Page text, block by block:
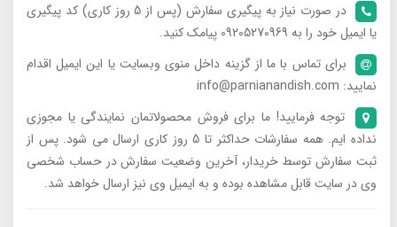
در صورت نیاز به پیگیری سفارش (پس از 5 روز کاری) کد پیگیری
یا ایمیل خود را به 09205270969 پیامک کنید.
برای تماس با ما از گزینه داخل منوی وبسایت یا این ایمیل اقدام
نمایید: info@parnianandish.com
توجه فرمایید! ما برای فروش محصولاتمان نمایندگی یا مجوزی
نداده ایم. همه سفارشات حداکثر تا 5 روز کاری ارسال می شود. پس از
ثبت سفارش توسط خریدار، آخرین وضعیت سفارش در حساب شخصی
وی در سایت قابل مشاهده بوده و به ایمیل وی نیز ارسال خواهد شد.